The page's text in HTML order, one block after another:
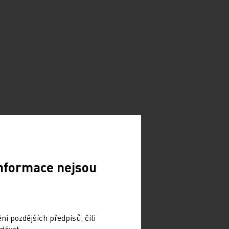
nejsou
pozdějších předpisů, čili